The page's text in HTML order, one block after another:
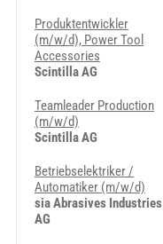
Produktentwickler
(m/w/d), Power Tool
Accessories
Scintilla AG
Teamleader Production
(m/w/d)
Scintilla AG
Betriebselektriker /
Automatiker (m/w/d)
sia Abrasives Industries
AG